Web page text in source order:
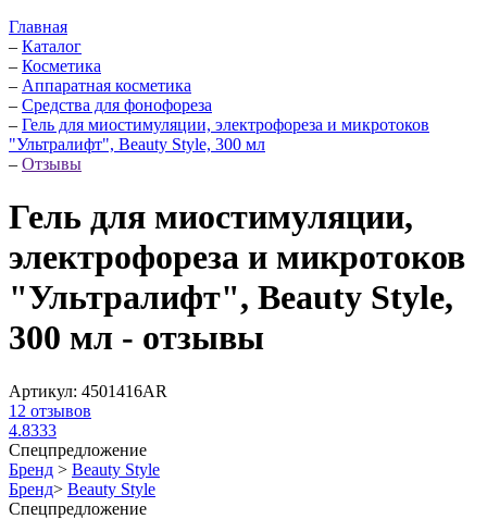
Главная
– Каталог
– Косметика
– Аппаратная косметика
– Средства для фонофореза
– Гель для миостимуляции, электрофореза и микротоков
"Ультралифт", Beauty Style, 300 мл
– Отзывы
Гель для миостимуляции,
электрофореза и микротоков
"Ультралифт", Beauty Style,
300 мл - отзывы
Артикул: 4501416АR
12 отзывов
4.8333
Спецпредложение
Бренд > Beauty Style
Бренд> Beauty Style
Спецпредложение